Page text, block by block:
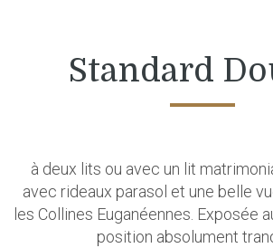
Standard
à deux lits ou avec un lit
avec rideaux parasol et une belle
les Collines Euganéennes. Exposée
position absolument